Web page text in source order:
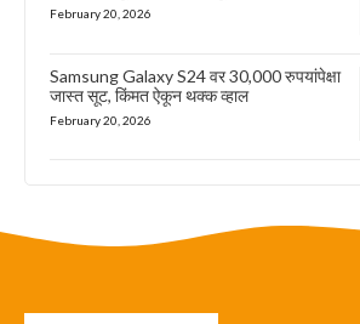
February 20, 2026
Samsung Galaxy S24 वर 30,000 रुपयांपेक्षा
जास्त सूट, किंमत ऐकून थक्क व्हाल
February 20, 2026